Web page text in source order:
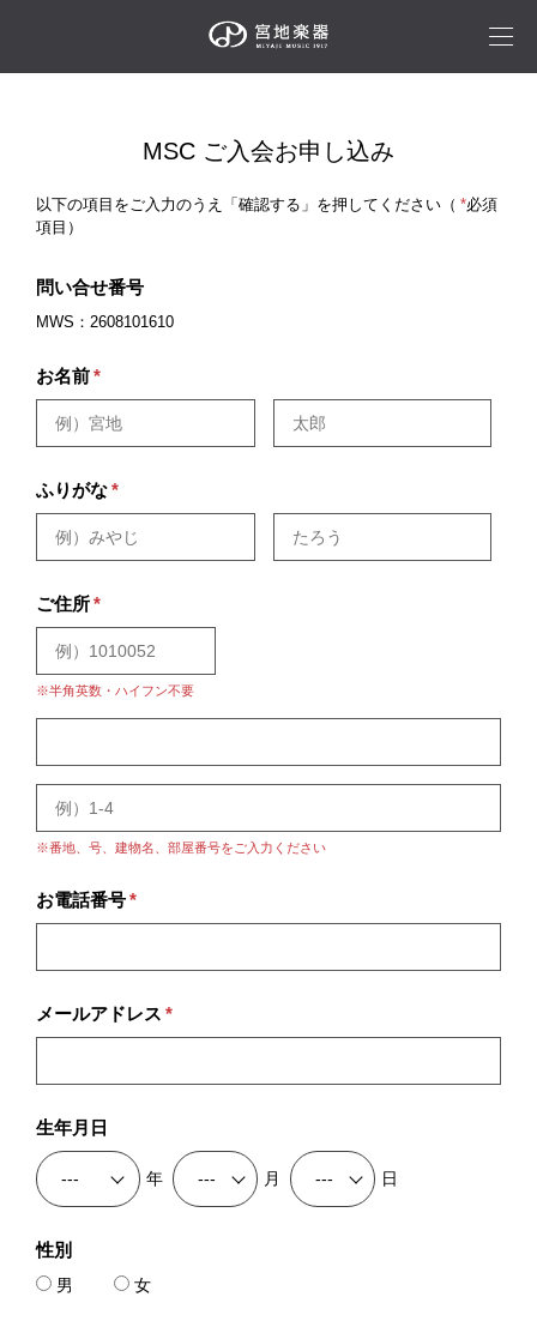
MSC ご入会お申し込み
以下の項目をご入力のうえ「確認する」を押してください（ *必須
項目）
問い合せ番号
MWS：2608101610
お名前*
ふりがな*
ご住所*
※半角英数・ハイフン不要
※番地、号、建物名、部屋番号をご入力ください
お電話番号*
メールアドレス *
生年月日
年 月 日
性別
男 女